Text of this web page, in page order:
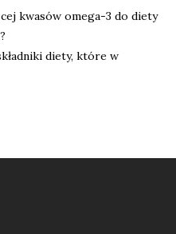
kwasów omega-3 do diety
diety, które w